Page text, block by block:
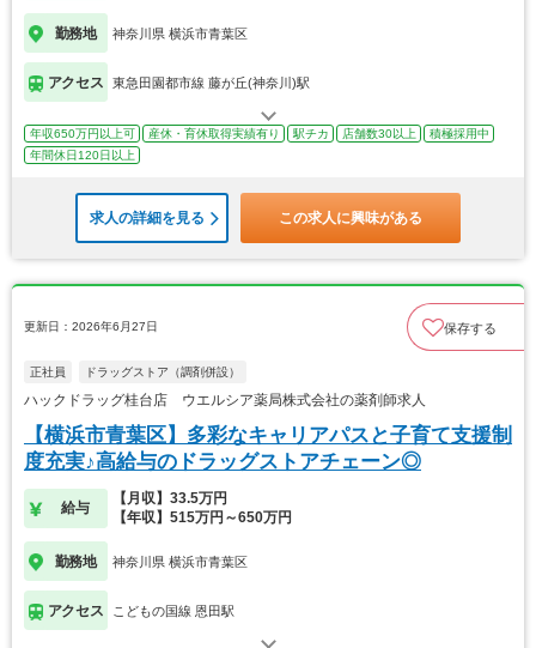
勤務地 神奈川県 横浜市青葉区
アクセス 東急田園都市線 藤が丘(神奈川)駅
年収650万円以上可 産休・育休取得実績有り 駅チカ 店舗数30以上
積極採用中
年間休日120日以上
求人の詳細を見る この求人に興味がある
更新日：2026年6月27日 保存する
正社員 ドラッグストア（調剤併設）
ハックドラッグ桂台店 ウエルシア薬局株式会社の薬剤師求人
【横浜市青葉区】多彩なキャリアパスと子育て支援制
度充実♪高給与のドラッグストアチェーン◎
給与
【月収】33.5万円
【年収】515万円～650万円
勤務地 神奈川県 横浜市青葉区
アクセス こどもの国線 恩田駅